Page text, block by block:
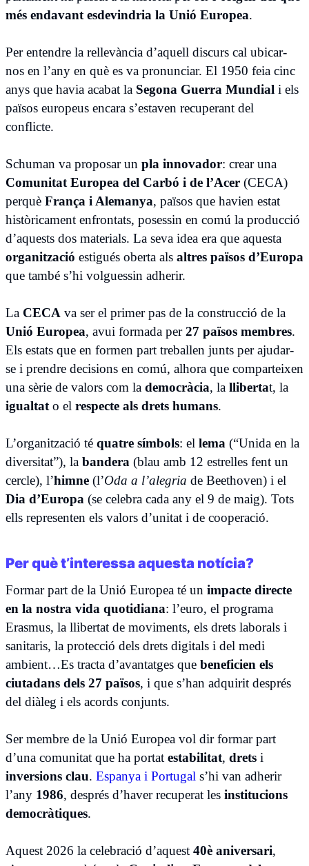
més endavant esdevindria la Unió Europea.
Per entendre la rellevància d’aquell discurs cal ubicar-
nos en l’any en què es va pronunciar. El 1950 feia cinc
anys que havia acabat la Segona Guerra Mundial i els
països europeus encara s’estaven recuperant del
conflicte.
Schuman va proposar un pla innovador: crear una
Comunitat Europea del Carbó i de l’Acer (CECA)
perquè França i Alemanya, països que havien estat
històricament enfrontats, posessin en comú la producció
d’aquests dos materials. La seva idea era que aquesta
organització estigués oberta als altres països d’Europa
que també s’hi volguessin adherir.
La CECA va ser el primer pas de la construcció de la
Unió Europea, avui formada per 27 països membres.
Els estats que en formen part treballen junts per ajudar-
se i prendre decisions en comú, alhora que comparteixen
una sèrie de valors com la democràcia, la llibertat, la
igualtat o el respecte als drets humans.
L’organització té quatre símbols: el lema (“Unida en la
diversitat”), la bandera (blau amb 12 estrelles fent un
cercle), l’himne (l’Oda a l’alegria de Beethoven) i el
Dia d’Europa (se celebra cada any el 9 de maig). Tots
ells representen els valors d’unitat i de cooperació.
Per què t’interessa aquesta notícia?
Formar part de la Unió Europea té un impacte directe
en la nostra vida quotidiana: l’euro, el programa
Erasmus, la llibertat de moviments, els drets laborals i
sanitaris, la protecció dels drets digitals i del medi
ambient…Es tracta d’avantatges que beneficien els
ciutadans dels 27 països, i que s’han adquirit després
del diàleg i els acords conjunts.
Ser membre de la Unió Europea vol dir formar part
d’una comunitat que ha portat estabilitat, drets i
inversions clau. Espanya i Portugal s’hi van adherir
l’any 1986, després d’haver recuperat les institucions
democràtiques.
Aquest 2026 la celebració d’aquest 40è aniversari,